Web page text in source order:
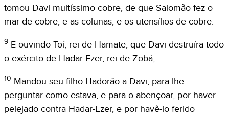
tomou Davi muitíssimo cobre, de que Salomão fez o
mar de cobre, e as colunas, e os utensílios de cobre.
9 E ouvindo Toí, rei de Hamate, que Davi destruíra todo
o exército de Hadar-Ezer, rei de Zobá,
10 Mandou seu filho Hadorão a Davi, para lhe
perguntar como estava, e para o abençoar, por haver
pelejado contra Hadar-Ezer, e por havê-lo ferido